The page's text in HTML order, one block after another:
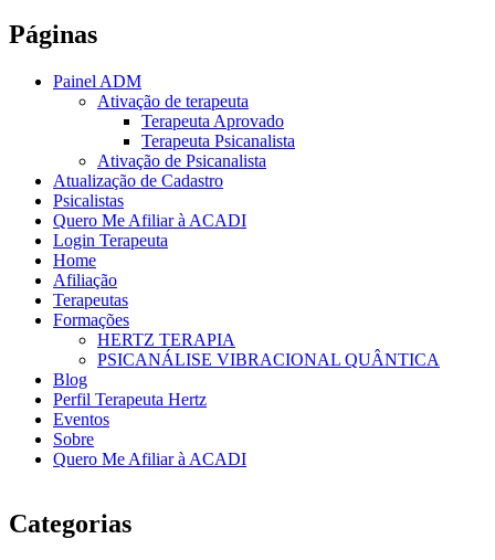
Páginas
Painel ADM
Ativação de terapeuta
Terapeuta Aprovado
Terapeuta Psicanalista
Ativação de Psicanalista
Atualização de Cadastro
Psicalistas
Quero Me Afiliar à ACADI
Login Terapeuta
Home
Afiliação
Terapeutas
Formações
HERTZ TERAPIA
PSICANÁLISE VIBRACIONAL QUÂNTICA
Blog
Perfil Terapeuta Hertz
Eventos
Sobre
Quero Me Afiliar à ACADI
Categorias